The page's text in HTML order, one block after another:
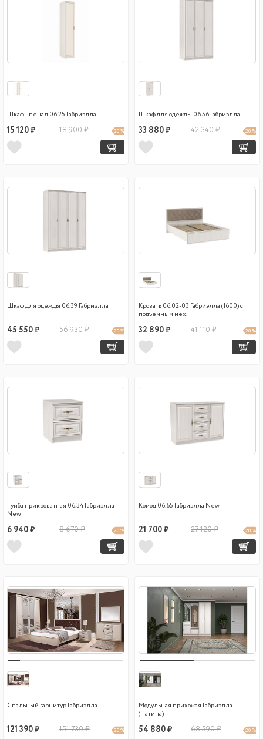
Шкаф - пенал 06.25 Габриэлла
15 120 ₽ 18 900 ₽ 20 %
Шкаф для одежды 06.56 Габриэлла
33 880 ₽ 42 340 ₽ 20 %
Шкаф для одежды 06.39 Габриэлла
45 550 ₽ 56 930 ₽ 20 %
Кровать 06.02-03 Габриэлла (1600) с
подъемным мех.
32 890 ₽ 41 110 ₽ 20 %
Тумба прикроватная 06.34 Габриэлла
New
6 940 ₽ 8 670 ₽ 20 %
Комод 06.65 Габриэлла New
21 700 ₽ 27 120 ₽ 20 %
Спальный гарнитур Габриэлла
121 390 ₽ 151 730 ₽ 20 %
Модульная прихожая Габриэлла
(Патина)
54 880 ₽ 68 590 ₽ 20 %